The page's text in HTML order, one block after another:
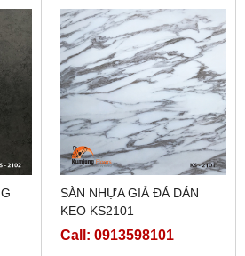
SÀN NHỰA GIẢ ĐÁ DÁN
KEO KS2101
Call: 0913598101